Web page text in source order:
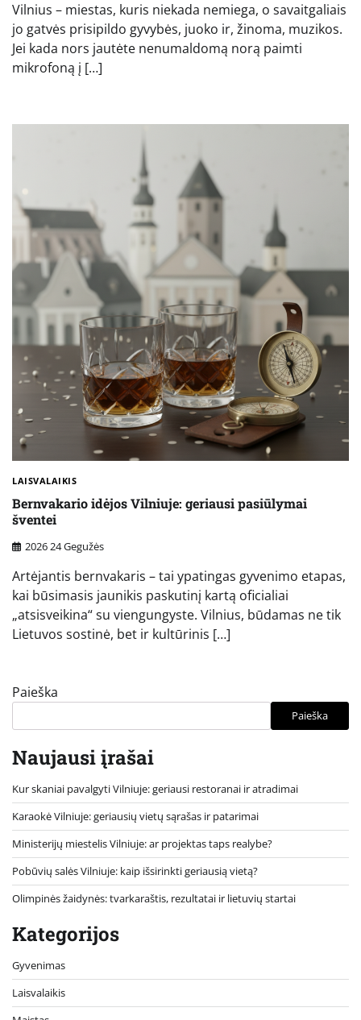
Vilnius – miestas, kuris niekada nemiega, o savaitgaliais
jo gatvės prisipildo gyvybės, juoko ir, žinoma, muzikos.
Jei kada nors jautėte nenumaldomą norą paimti
mikrofoną į […]
LAISVALAIKIS
Bernvakario idėjos Vilniuje: geriausi pasiūlymai
šventei
2026 24 Gegužės
Artėjantis bernvakaris – tai ypatingas gyvenimo etapas,
kai būsimasis jaunikis paskutinį kartą oficialiai
„atsisveikina“ su viengungyste. Vilnius, būdamas ne tik
Lietuvos sostinė, bet ir kultūrinis […]
Paieška
Paieška
Naujausi įrašai
Kur skaniai pavalgyti Vilniuje: geriausi restoranai ir atradimai
Karaokė Vilniuje: geriausių vietų sąrašas ir patarimai
Ministerijų miestelis Vilniuje: ar projektas taps realybe?
Pobūvių salės Vilniuje: kaip išsirinkti geriausią vietą?
Olimpinės žaidynės: tvarkaraštis, rezultatai ir lietuvių startai
Kategorijos
Gyvenimas
Laisvalaikis